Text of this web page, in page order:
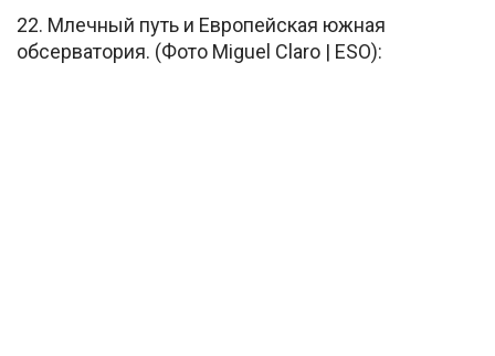
22. Млечный путь и Европейская южная
обсерватория. (Фото Miguel Claro | ESO):